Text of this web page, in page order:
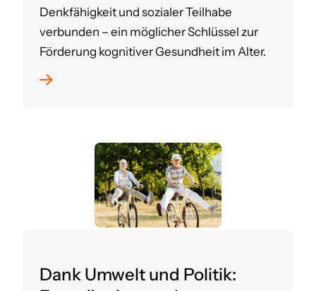
Denkfähigkeit und sozialer Teilhabe
verbunden – ein möglicher Schlüssel zur
Förderung kognitiver Gesundheit im Alter.
Dank Umwelt und Politik: